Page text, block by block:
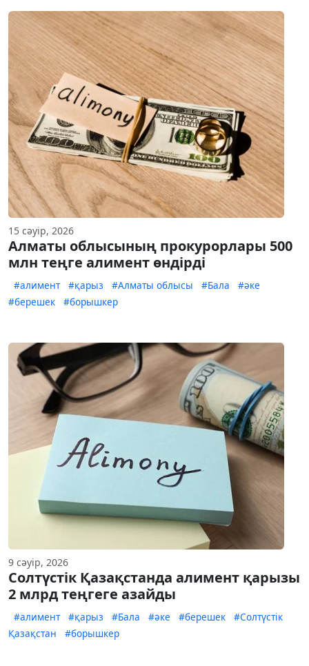
15 сәуір, 2026
Алматы облысының прокурорлары 500
млн теңге алимент өндірді
#алимент #қарыз #Алматы облысы #Бала
#әке
#берешек
#борышкер
9 сәуір, 2026
Солтүстік Қазақстанда алимент қарызы
2 млрд теңгеге азайды
#алимент #қарыз #Бала #әке #берешек
#Солтүстік
Қазақстан
#борышкер